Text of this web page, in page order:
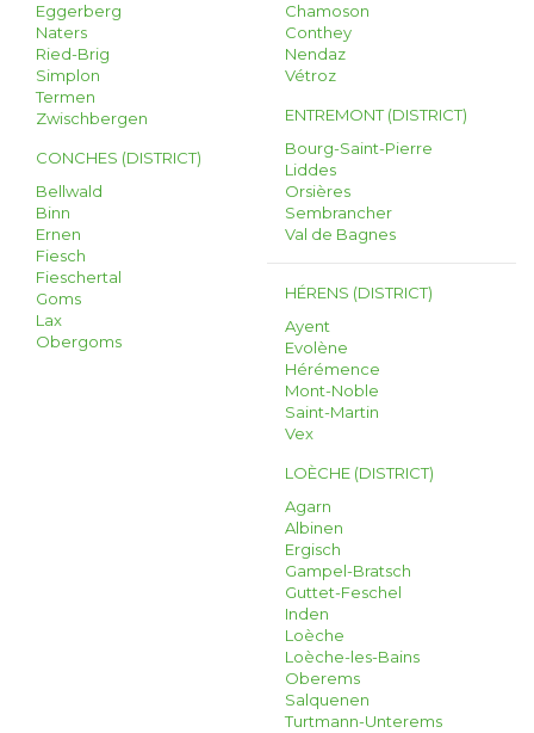
Eggerberg
Naters
Ried-Brig
Simplon
Termen
Zwischbergen
CONCHES (DISTRICT)
Bellwald
Binn
Ernen
Fiesch
Fieschertal
Goms
Lax
Obergoms
Chamoson
Conthey
Nendaz
Vétroz
ENTREMONT (DISTRICT)
Bourg-Saint-Pierre
Liddes
Orsières
Sembrancher
Val de Bagnes
HÉRENS (DISTRICT)
Ayent
Evolène
Hérémence
Mont-Noble
Saint-Martin
Vex
LOÈCHE (DISTRICT)
Agarn
Albinen
Ergisch
Gampel-Bratsch
Guttet-Feschel
Inden
Loèche
Loèche-les-Bains
Oberems
Salquenen
Turtmann-Unterems